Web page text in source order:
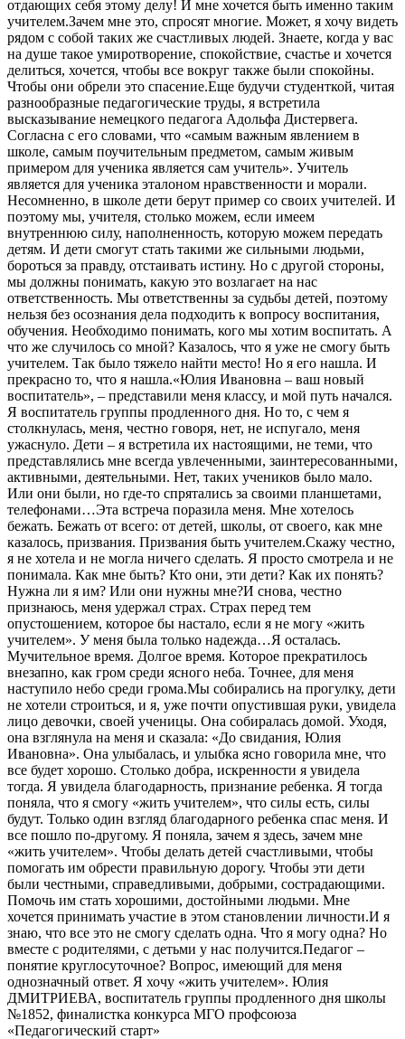
отдающих себя этому делу! И мне хочется быть именно таким
учителем.Зачем мне это, спросят многие. Может, я хочу видеть
рядом с собой таких же счастливых людей. Знаете, когда у вас
на душе такое умиротворение, спокойствие, счастье и хочется
делиться, хочется, чтобы все вокруг также были спокойны.
Чтобы они обрели это спасение.Еще будучи студенткой, читая
разнообразные педагогические труды, я встретила
высказывание немецкого педагога Адольфа Дистервега.
Согласна с его словами, что «самым важным явлением в
школе, самым поучительным предметом, самым живым
примером для ученика является сам учитель». Учитель
является для ученика эталоном нравственности и морали.
Несомненно, в школе дети берут пример со своих учителей. И
поэтому мы, учителя, столько можем, если имеем
внутреннюю силу, наполненность, которую можем передать
детям. И дети смогут стать такими же сильными людьми,
бороться за правду, отстаивать истину. Но с другой стороны,
мы должны понимать, какую это возлагает на нас
ответственность. Мы ответственны за судьбы детей, поэтому
нельзя без осознания дела подходить к вопросу воспитания,
обучения. Необходимо понимать, кого мы хотим воспитать. А
что же случилось со мной? Казалось, что я уже не смогу быть
учителем. Так было тяжело найти место! Но я его нашла. И
прекрасно то, что я нашла.«Юлия Ивановна – ваш новый
воспитатель», – представили меня классу, и мой путь начался.
Я воспитатель группы продленного дня. Но то, с чем я
столкнулась, меня, честно говоря, нет, не испугало, меня
ужаснуло. Дети – я встретила их настоящими, не теми, что
представлялись мне всегда увлеченными, заинтересованными,
активными, деятельными. Нет, таких учеников было мало.
Или они были, но где-то спрятались за своими планшетами,
телефонами…Эта встреча поразила меня. Мне хотелось
бежать. Бежать от всего: от детей, школы, от своего, как мне
казалось, призвания. Призвания быть учителем.Скажу честно,
я не хотела и не могла ничего сделать. Я просто смотрела и не
понимала. Как мне быть? Кто они, эти дети? Как их понять?
Нужна ли я им? Или они нужны мне?И снова, честно
признаюсь, меня удержал страх. Страх перед тем
опустошением, которое бы настало, если я не могу «жить
учителем». У меня была только надежда…Я осталась.
Мучительное время. Долгое время. Которое прекратилось
внезапно, как гром среди ясного неба. Точнее, для меня
наступило небо среди грома.Мы собирались на прогулку, дети
не хотели строиться, и я, уже почти опустившая руки, увидела
лицо девочки, своей ученицы. Она собиралась домой. Уходя,
она взглянула на меня и сказала: «До свидания, Юлия
Ивановна». Она улыбалась, и улыбка ясно говорила мне, что
все будет хорошо. Столько добра, искренности я увидела
тогда. Я увидела благодарность, признание ребенка. Я тогда
поняла, что я смогу «жить учителем», что силы есть, силы
будут. Только один взгляд благодарного ребенка спас меня. И
все пошло по-другому. Я поняла, зачем я здесь, зачем мне
«жить учителем». Чтобы делать детей счастливыми, чтобы
помогать им обрести правильную дорогу. Чтобы эти дети
были честными, справедливыми, добрыми, сострадающими.
Помочь им стать хорошими, достойными людьми. Мне
хочется принимать участие в этом становлении личности.И я
знаю, что все это не смогу сделать одна. Что я могу одна? Но
вместе с родителями, с детьми у нас получится.Педагог –
понятие круглосуточное? Вопрос, имеющий для меня
однозначный ответ. Я хочу «жить учителем». Юлия
ДМИТРИЕВА, воспитатель группы продленного дня школы
№1852, финалистка конкурса МГО профсоюза
«Педагогический старт»